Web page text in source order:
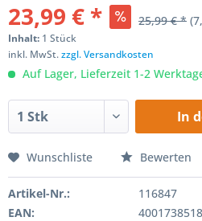
23,99 € * 25,99 € *
Inhalt: 1 Stück
inkl. MwSt.zzgl. Versandkosten
Auf Lager, Lieferzeit 1-2
In
Wunschliste Bewerten
Artikel-Nr.:
116847
EAN: